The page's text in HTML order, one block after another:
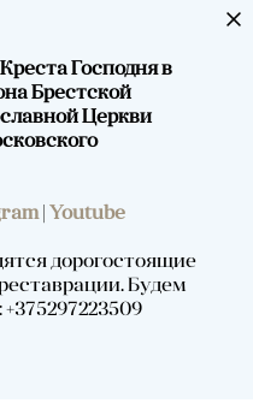
Господня в
Брестской
Церкви
| Youtube
дорогостоящие
Будем